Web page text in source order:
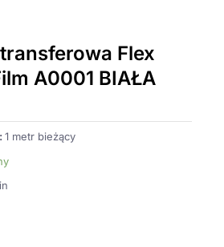
Flex
A0001 BIAŁA
1 metr bieżący